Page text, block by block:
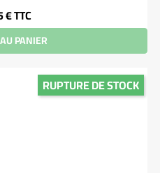
€TTC
PANIER
RUPTURE DE STOCK